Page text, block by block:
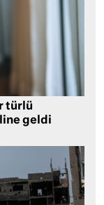
türlü
geldi